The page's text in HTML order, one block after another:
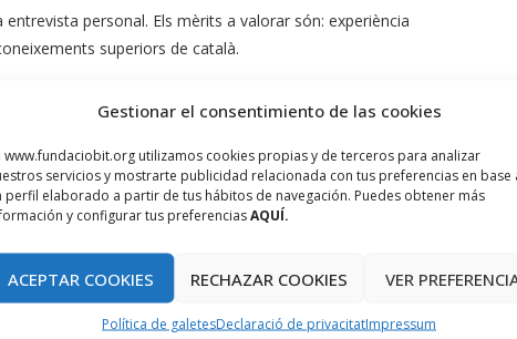
Gestionar el consentimiento de las cookies
www.fundaciobit.org utilizamos cookies propias y de terceros para analizar
servicios y mostrarte publicidad relacionada con tus preferencias en base
perfil elaborado a partir de tus hábitos de navegación. Puedes obtener más
y configurar tus preferenciasAQUÍ.
ACEPTAR COOKIES RECHAZAR COOKIES VER
Política de galetesDeclaració de privacitatImpressum
personal. Els mèrits a valorar són: experiència
superiors de català.
57 de l’E.B.E.P.
jubilació forçosa
en informàtica, o títols oficials universitaris equivalents
tant en l’àmbit personal com professional: